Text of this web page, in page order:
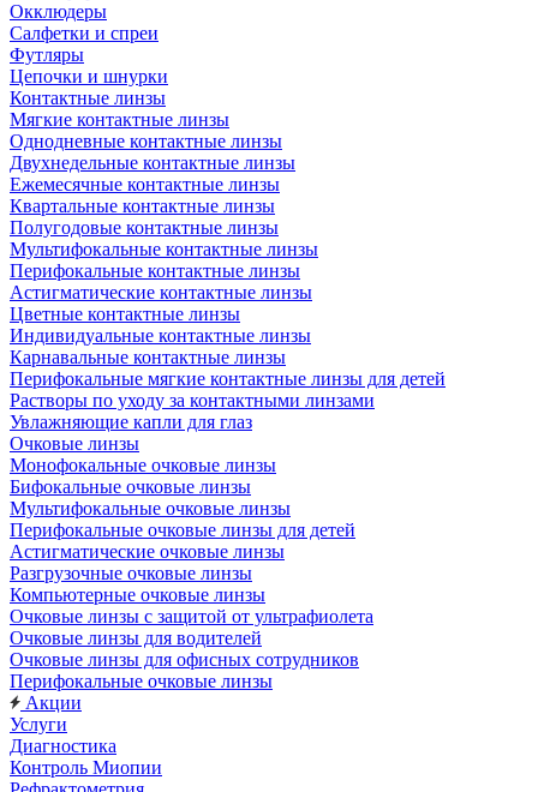
Окклюдеры
Салфетки и спреи
Футляры
Цепочки и шнурки
Контактные линзы
Мягкие контактные линзы
Однодневные контактные линзы
Двухнедельные контактные линзы
Ежемесячные контактные линзы
Квартальные контактные линзы
Полугодовые контактные линзы
Мультифокальные контактные линзы
Перифокальные контактные линзы
Астигматические контактные линзы
Цветные контактные линзы
Индивидуальные контактные линзы
Карнавальные контактные линзы
Перифокальные мягкие контактные линзы для детей
Растворы по уходу за контактными линзами
Увлажняющие капли для глаз
Очковые линзы
Монофокальные очковые линзы
Бифокальные очковые линзы
Мультифокальные очковые линзы
Перифокальные очковые линзы для детей
Астигматические очковые линзы
Разгрузочные очковые линзы
Компьютерные очковые линзы
Очковые линзы с защитой от ультрафиолета
Очковые линзы для водителей
Очковые линзы для офисных сотрудников
Перифокальные очковые линзы
Акции
Услуги
Диагностика
Контроль Миопии